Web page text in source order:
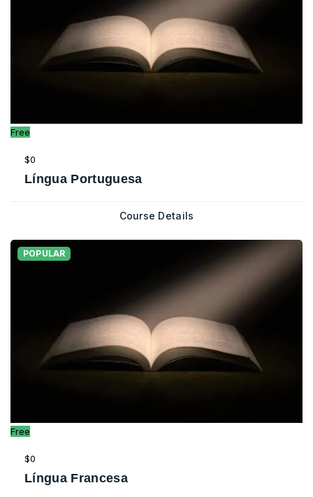
Free
$0
Língua Portuguesa
Course Details
Free
POPULAR
$0
Língua Francesa